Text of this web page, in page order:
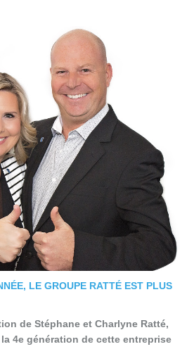
LE GROUPE RATTÉ EST PLUS
de Stéphane et Charlyne Ratté,
4e génération de cette entreprise